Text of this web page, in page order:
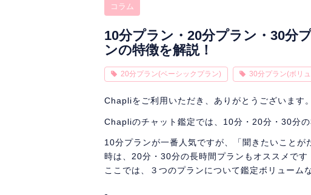
コラム
10分プラン・20分プラン・30分
ンの特徴を解説！
20分プラン(ベーシックプラン) 30分プラン(ボリ
Chapliをご利用いただき、ありがとうございます。
Chapliのチャット鑑定では、10分・20分・30分の
10分プランが一番人気ですが、「聞きたいことが
時は、20分・30分の長時間プランもオススメです
ここでは、３つのプランについて鑑定ボリューム